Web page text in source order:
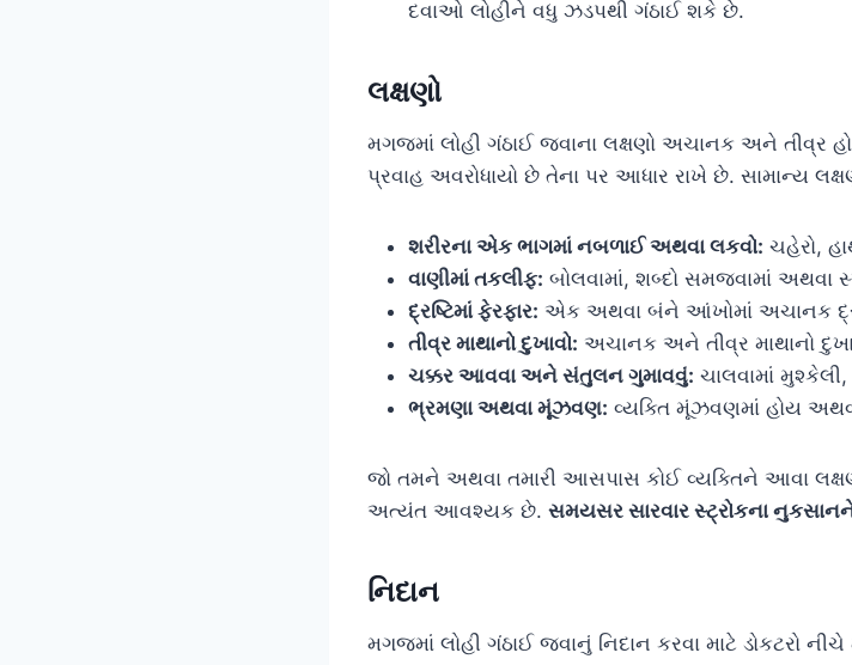
દવાઓ લોહીને વધુ ઝડપથી ગંઠાઈ શકે છે.
લક્ષણો
મગજમાં લોહી ગંઠાઈ જવાના લક્ષણો અચાનક અને તીવ્ર
પ્રવાહ અવરોધાયો છે તેના પર આધાર રાખે છે. સામાન્ય
શરીરના એક ભાગમાં નબળાઈ અથવા લકવો: ચહેરો,
વાણીમાં તકલીફ: બોલવામાં, શબ્દો સમજવામાં અથવા
દ્રષ્ટિમાં ફેરફાર: એક અથવા બંને આંખોમાં અચાનક
તીવ્ર માથાનો દુખાવો: અચાનક અને તીવ્ર માથાનો
ચક્કર આવવા અને સંતુલન ગુમાવવું: ચાલવામાં
ભ્રમણા અથવા મૂંઝવણ: વ્યક્તિ મૂંઝવણમાં હોય
જો તમને અથવા તમારી આસપાસ કોઈ વ્યક્તિને આવા
અત્યંત આવશ્યક છે. સમયસર સારવાર સ્ટ્રોકના
નિદાન
મગજમાં લોહી ગંઠાઈ જવાનું નિદાન કરવા માટે ડોકટરો